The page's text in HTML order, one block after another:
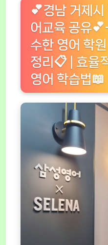
💕경남 거제시
어교육 공유
수한 영어 학
정리📋 | 효율
영어 학습법📖